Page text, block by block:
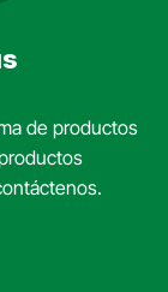
de productos